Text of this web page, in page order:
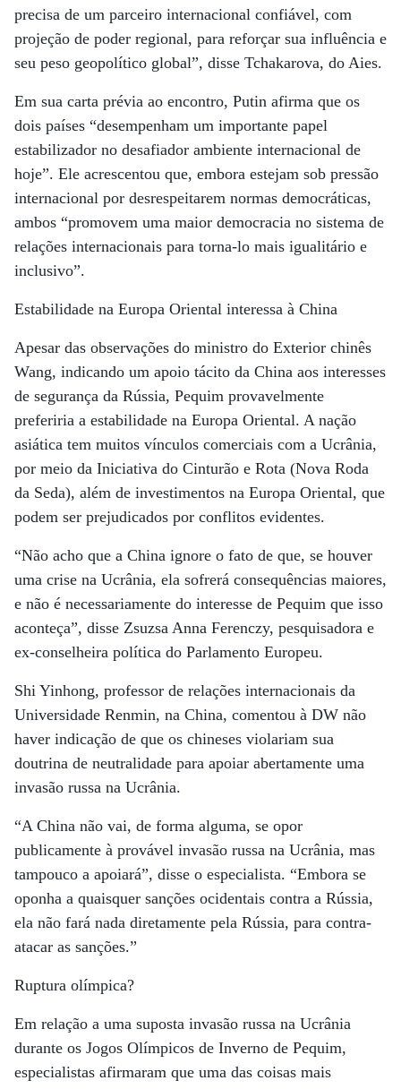
precisa de um parceiro internacional confiável, com
projeção de poder regional, para reforçar sua influência e
seu peso geopolítico global”, disse Tchakarova, do Aies.
Em sua carta prévia ao encontro, Putin afirma que os
dois países “desempenham um importante papel
estabilizador no desafiador ambiente internacional de
hoje”. Ele acrescentou que, embora estejam sob pressão
internacional por desrespeitarem normas democráticas,
ambos “promovem uma maior democracia no sistema de
relações internacionais para torna-lo mais igualitário e
inclusivo”.
Estabilidade na Europa Oriental interessa à China
Apesar das observações do ministro do Exterior chinês
Wang, indicando um apoio tácito da China aos interesses
de segurança da Rússia, Pequim provavelmente
preferiria a estabilidade na Europa Oriental. A nação
asiática tem muitos vínculos comerciais com a Ucrânia,
por meio da Iniciativa do Cinturão e Rota (Nova Roda
da Seda), além de investimentos na Europa Oriental, que
podem ser prejudicados por conflitos evidentes.
“Não acho que a China ignore o fato de que, se houver
uma crise na Ucrânia, ela sofrerá consequências maiores,
e não é necessariamente do interesse de Pequim que isso
aconteça”, disse Zsuzsa Anna Ferenczy, pesquisadora e
ex-conselheira política do Parlamento Europeu.
Shi Yinhong, professor de relações internacionais da
Universidade Renmin, na China, comentou à DW não
haver indicação de que os chineses violariam sua
doutrina de neutralidade para apoiar abertamente uma
invasão russa na Ucrânia.
“A China não vai, de forma alguma, se opor
publicamente à provável invasão russa na Ucrânia, mas
tampouco a apoiará”, disse o especialista. “Embora se
oponha a quaisquer sanções ocidentais contra a Rússia,
ela não fará nada diretamente pela Rússia, para contra-
atacar as sanções.”
Ruptura olímpica?
Em relação a uma suposta invasão russa na Ucrânia
durante os Jogos Olímpicos de Inverno de Pequim,
especialistas afirmaram que uma das coisas mais